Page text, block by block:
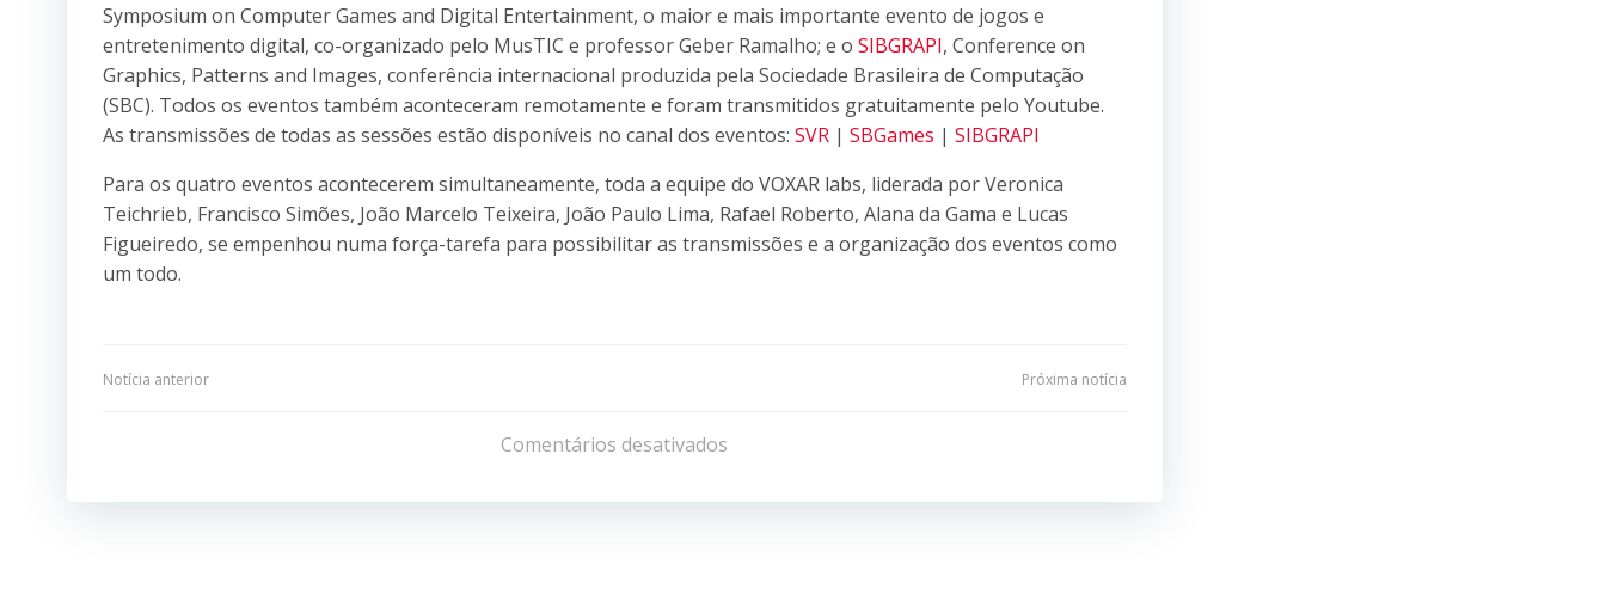
Symposium on Computer Games and Digital Entertainment, o maior e mais importante evento de jogos e
entretenimento digital, co-organizado pelo MusTIC e professor Geber Ramalho; e o SIBGRAPI, Conference on
Graphics, Patterns and Images, conferência internacional produzida pela Sociedade Brasileira de Computação
(SBC). Todos os eventos também aconteceram remotamente e foram transmitidos gratuitamente pelo Youtube.
As transmissões de todas as sessões estão disponíveis no canal dos eventos: SVR | SBGames | SIBGRAPI
Para os quatro eventos acontecerem simultaneamente, toda a equipe do VOXAR labs, liderada por Veronica
Teichrieb, Francisco Simões, João Marcelo Teixeira, João Paulo Lima, Rafael Roberto, Alana da Gama e Lucas
Figueiredo, se empenhou numa força-tarefa para possibilitar as transmissões e a organização dos eventos como
um todo.
Navegação
Post
Notícia anterior
de
Post
Próxima notícia
Comentários desativados